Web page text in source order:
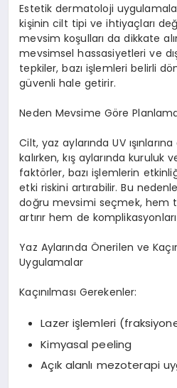
Estetik dermatoloji
kişinin cilt tipi ve ihtiyaçları
mevsim koşulları da dikkate
mevsimsel hassasiyetleri ve
tepkiler, bazı işlemleri belirli
güvenli hale getirir.
Neden Mevsime Göre
Cilt, yaz aylarında UV
kalırken, kış aylarında kuruluk
faktörler, bazı işlemlerin
etki riskini artırabilir. Bu
doğru mevsimi seçmek, hem
artırır hem de
Yaz Aylarında Önerilen ve
Uygulamalar
Kaçınılması Gerekenler:
Lazer işlemleri
Kimyasal peeling
Açık alanlı mezoterapi